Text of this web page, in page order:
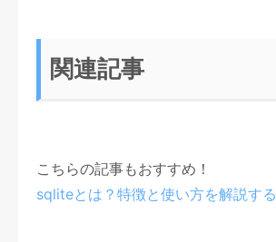
関連記事
こちらの記事もおすすめ！
sqliteとは？特徴と使い方を解説する